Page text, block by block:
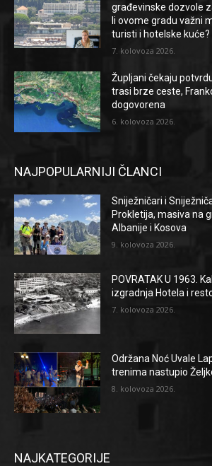
građevinske dozvole
li ovome gradu važni
turisti i hotelske kuće?
7. kolovoza 2026.
Župljani čekaju
trasi brze ceste,
dogovorena
6. kolovoza 2026.
NAJPOPULARNIJI ČLANCI
Sniježničari i
Prokletija, masiva na
Albanije i Kosova
9. kolovoza 2026.
POVRATAK U 1963.
izgradnja Hotela i
7. kolovoza 2026.
Održana Noć Uvale
trenima nastupio
8. kolovoza 2026.
NAJKATEGORIJE